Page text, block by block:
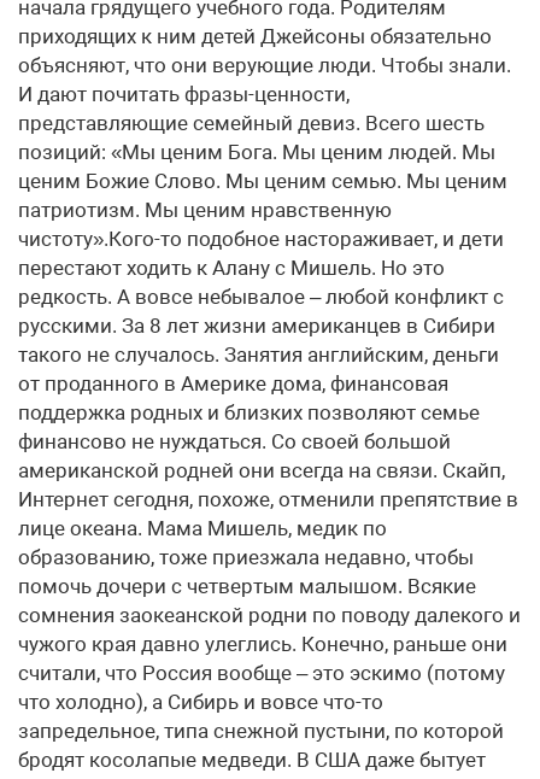
начала грядущего учебного года. Родителям
приходящих к ним детей Джейсоны обязательно
объясняют, что они верующие люди. Чтобы знали.
И дают почитать фразы-ценности,
представляющие семейный девиз. Всего шесть
позиций: «Мы ценим Бога. Мы ценим людей. Мы
ценим Божие Слово. Мы ценим семью. Мы ценим
патриотизм. Мы ценим нравственную
чистоту».Кого-то подобное настораживает, и дети
перестают ходить к Алану с Мишель. Но это
редкость. А вовсе небывалое – любой конфликт с
русскими. За 8 лет жизни американцев в Сибири
такого не случалось. Занятия английским, деньги
от проданного в Америке дома, финансовая
поддержка родных и близких позволяют семье
финансово не нуждаться. Со своей большой
американской родней они всегда на связи. Скайп,
Интернет сегодня, похоже, отменили препятствие в
лице океана. Мама Мишель, медик по
образованию, тоже приезжала недавно, чтобы
помочь дочери с четвертым малышом. Всякие
сомнения заокеанской родни по поводу далекого и
чужого края давно улеглись. Конечно, раньше они
считали, что Россия вообще – это эскимо (потому
что холодно), а Сибирь и вовсе что-то
запредельное, типа снежной пустыни, по которой
бродят косолапые медведи. В США даже бытует